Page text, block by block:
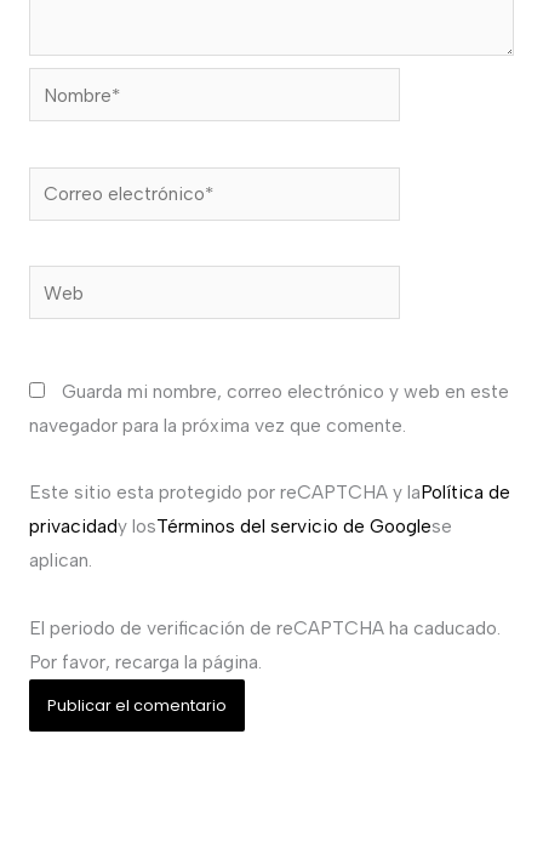
Nombre*
Correo
electrónico*
Web
Guarda mi nombre, correo electrónico y web en este
navegador para la próxima vez que comente.
Este sitio esta protegido por reCAPTCHA y laPolítica de
privacidady losTérminos del servicio de Googlese
aplican.
El periodo de verificación de reCAPTCHA ha caducado.
Por favor, recarga la página.